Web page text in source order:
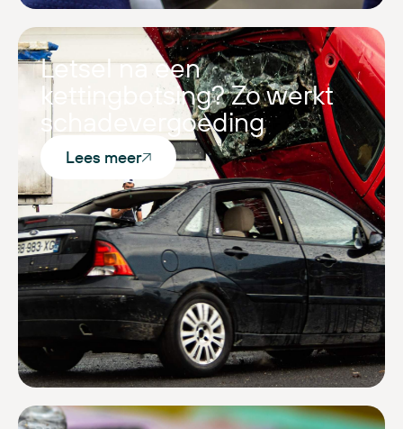
Letsel na een
kettingbotsing? Zo werkt
schadevergoeding
Lees meer